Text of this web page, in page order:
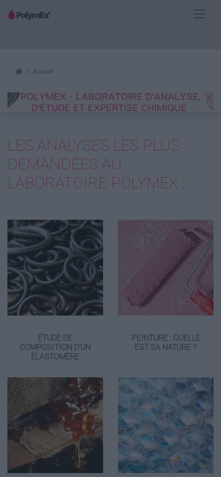
Accueil
LES ANALYSES LES PLUS
DEMANDÉES AU
LABORATOIRE POLYMEX :
ÉTUDE DE
COMPOSITION D'UN
ÉLASTOMÈRE
PEINTURE : QUELLE
EST SA NATURE ?